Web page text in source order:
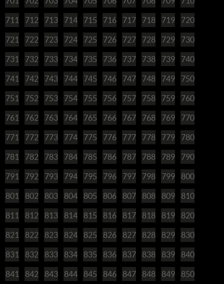
711 712 713 714 715 716 717 718 719 720
721 722 723 724 725 726 727 728 729 730
731 732 733 734 735 736 737 738 739 740
741 742 743 744 745 746 747 748 749 750
751 752 753 754 755 756 757 758 759 760
761 762 763 764 765 766 767 768 769 770
771 772 773 774 775 776 777 778 779 780
781 782 783 784 785 786 787 788 789 790
791 792 793 794 795 796 797 798 799 800
801 802 803 804 805 806 807 808 809 810
811 812 813 814 815 816 817 818 819 820
821 822 823 824 825 826 827 828 829 830
831 832 833 834 835 836 837 838 839 840
841 842 843 844 845 846 847 848 849 850